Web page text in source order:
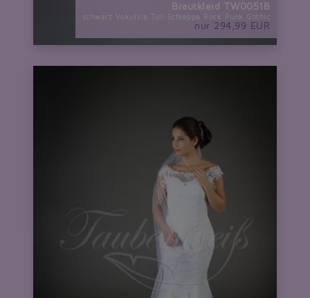
Brautkleid TW0051B
schwarz Vokuhila Tüll Schleppe Rock Punk Gothic
nur 294,99 EUR